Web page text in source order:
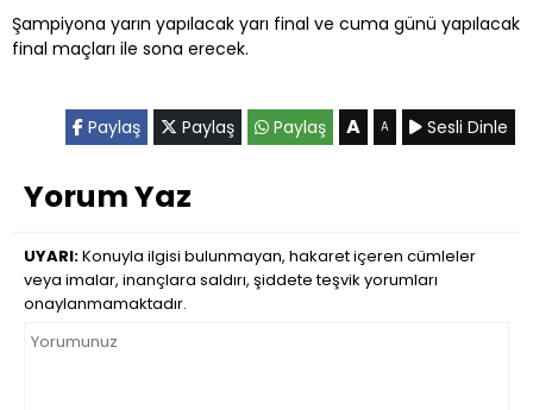
Şampiyona yarın yapılacak yarı final ve cuma günü yapılacak
final maçları ile sona erecek.
Paylaş Paylaş Paylaş A A Sesli Dinle
Yorum Yaz
UYARI:Konuyla ilgisi bulunmayan, hakaret içeren cümleler
veya imalar, inançlara saldırı, şiddete teşvik yorumları
onaylanmamaktadır.